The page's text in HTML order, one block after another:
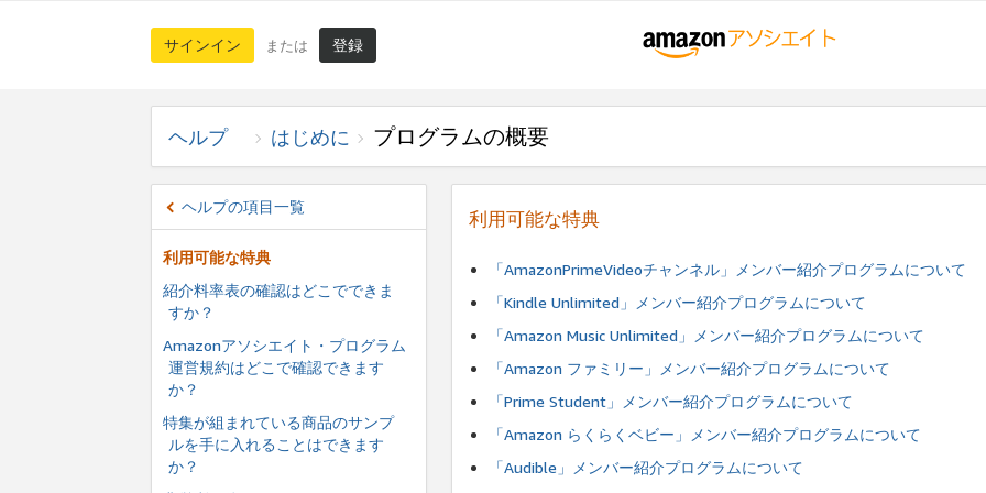
サインイン または 登録
ヘルプ はじめに プログラムの概要
ヘルプの項目一覧
利用可能な特典
紹介料率表の確認はどこでできま
すか？
Amazonアソシエイト・プログラム
運営規約はどこで確認できます
か？
特集が組まれている商品のサンプ
ルを手に入れることはできます
か？
利用可能な特典
「AmazonPrimeVideoチャンネル」メンバー紹介プログラムについて
「Kindle Unlimited」メンバー紹介プログラムについて
「Amazon Music Unlimited」メンバー紹介プログラムについて
「Amazon ファミリー」メンバー紹介プログラムについて
「Prime Student」メンバー紹介プログラムについて
「Amazon らくらくベビー」メンバー紹介プログラムについて
「Audible」メンバー紹介プログラムについて